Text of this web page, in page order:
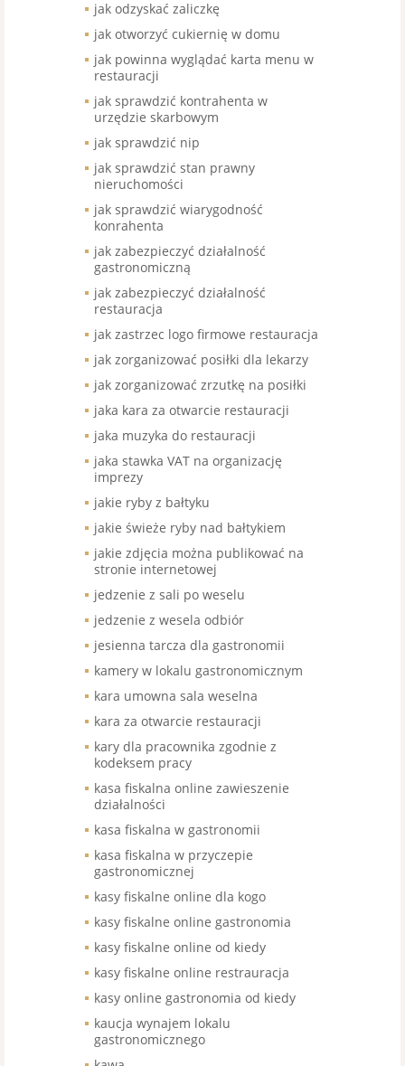
jak odzyskać zaliczkę
jak otworzyć cukiernię w domu
jak powinna wyglądać karta menu w
restauracji
jak sprawdzić kontrahenta w
urzędzie skarbowym
jak sprawdzić nip
jak sprawdzić stan prawny
nieruchomości
jak sprawdzić wiarygodność
konrahenta
jak zabezpieczyć działalność
gastronomiczną
jak zabezpieczyć działalność
restauracja
jak zastrzec logo firmowe restauracja
jak zorganizować posiłki dla lekarzy
jak zorganizować zrzutkę na posiłki
jaka kara za otwarcie restauracji
jaka muzyka do restauracji
jaka stawka VAT na organizację
imprezy
jakie ryby z bałtyku
jakie świeże ryby nad bałtykiem
jakie zdjęcia można publikować na
stronie internetowej
jedzenie z sali po weselu
jedzenie z wesela odbiór
jesienna tarcza dla gastronomii
kamery w lokalu gastronomicznym
kara umowna sala weselna
kara za otwarcie restauracji
kary dla pracownika zgodnie z
kodeksem pracy
kasa fiskalna online zawieszenie
działalności
kasa fiskalna w gastronomii
kasa fiskalna w przyczepie
gastronomicznej
kasy fiskalne online dla kogo
kasy fiskalne online gastronomia
kasy fiskalne online od kiedy
kasy fiskalne online restrauracja
kasy online gastronomia od kiedy
kaucja wynajem lokalu
gastronomicznego